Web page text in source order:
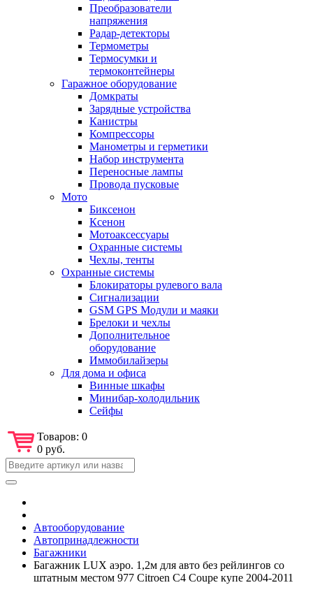
Преобразователи
напряжения
Радар-детекторы
Термометры
Термосумки и
термоконтейнеры
Гаражное оборудование
Домкраты
Зарядные устройства
Канистры
Компрессоры
Манометры и герметики
Набор инструмента
Переносные лампы
Провода пусковые
Мото
Биксенон
Ксенон
Мотоаксессуары
Охранные системы
Чехлы, тенты
Охранные системы
Блокираторы рулевого вала
Сигнализации
GSM GPS Модули и маяки
Брелоки и чехлы
Дополнительное
оборудование
Иммобилайзеры
Для дома и офиса
Винные шкафы
Минибар-холодильник
Сейфы
Товаров: 0
0 руб.
Автооборудование
Автопринадлежности
Багажники
Багажник LUX аэро. 1,2м для авто без рейлингов со
штатным местом 977 Citroen С4 Coupe купе 2004-2011